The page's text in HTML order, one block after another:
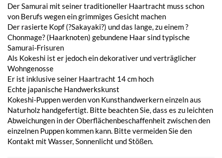
Der Samurai mit seiner traditioneller Haartracht muss schon
von Berufs wegen ein grimmiges Gesicht machen
Der rasierte Kopf (?Sakayaki?) und das lange, zu einem ?
Chonmage? (Haarknoten) gebundene Haar sind typische
Samurai-Frisuren
Als Kokeshi ist er jedoch ein dekorativer und verträglicher
Wohngenosse
Er ist inklusive seiner Haartracht 14 cm hoch
Echte japanische Handwerkskunst
Kokeshi-Puppen werden von Kunsthandwerkern einzeln aus
Naturholz handgefertigt. Bitte beachten Sie, dass es zu leichten
Abweichungen in der Oberflächenbeschaffenheit zwischen den
einzelnen Puppen kommen kann. Bitte vermeiden Sie den
Kontakt mit Wasser, Sonnenlicht und Stößen.